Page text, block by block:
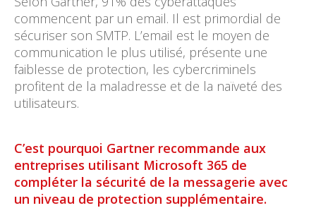
commencent par un email. Il est primordial de
sécuriser son SMTP. L’email est le moyen de
communication le plus utilisé, présente une
faiblesse de protection, les cybercriminels
profitent de la maladresse et de la naïveté des
utilisateurs.
C’est pourquoi Gartner recommande aux
entreprises utilisant Microsoft 365 de
compléter la sécurité de la messagerie avec
un niveau de protection supplémentaire.